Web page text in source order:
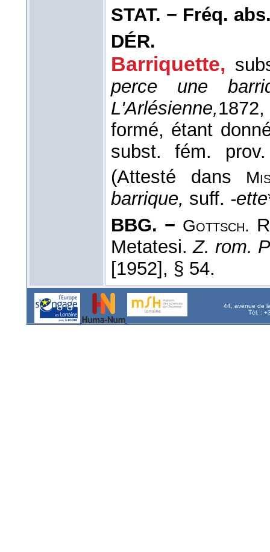
STAT. − Fréq.
DÉR.
Barriquette,
perce une
L'Arlésienne,1872
formé, étant
subst. fém.
(Attesté dans
barrique, suff. -ette
BBG. − Gottsch.
Metatesi.Z. rom.
[1952], § 54.
44, avenue de
Tél. :